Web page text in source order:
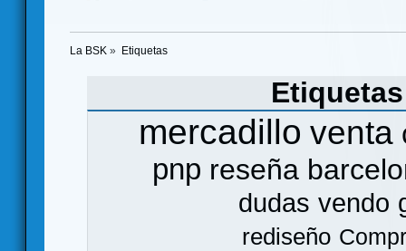
La BSK » Etiquetas
mercadillo venta
pnp reseña
dudas vendo
rediseño